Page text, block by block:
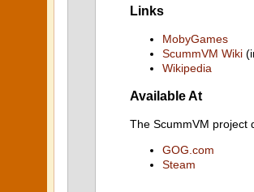
Links
MobyGames
ScummVM Wiki
Wikipedia
Available At
The ScummVM project
GOG.com
Steam